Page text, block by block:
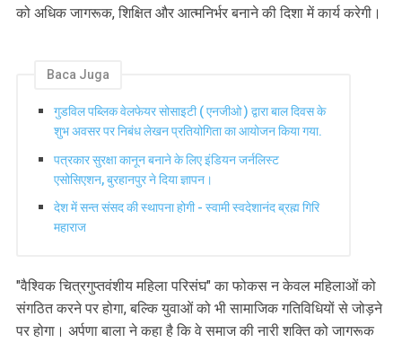
को अधिक जागरूक, शिक्षित और आत्मनिर्भर बनाने की दिशा में कार्य करेगी।
Baca Juga
गुडविल पब्लिक वेलफेयर सोसाइटी ( एनजीओ ) द्वारा बाल दिवस के
शुभ अवसर पर निबंध लेखन प्रतियोगिता का आयोजन किया गया.
पत्रकार सुरक्षा कानून बनाने के लिए इंडियन जर्नलिस्ट
एसोसिएशन, बुरहानपुर ने दिया ज्ञापन।
देश में सन्त संसद की स्थापना होगी - स्वामी स्वदेशानंद ब्रह्म गिरि
महाराज
"वैश्विक चित्रगुप्तवंशीय महिला परिसंघ" का फोकस न केवल महिलाओं को
संगठित करने पर होगा, बल्कि युवाओं को भी सामाजिक गतिविधियों से जोड़ने
पर होगा। अर्पणा बाला ने कहा है कि वे समाज की नारी शक्ति को जागरूक